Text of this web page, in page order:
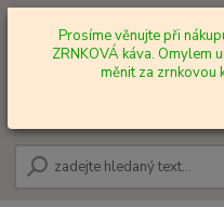
+420 602 577 209
Prosíme věnujte při
ZRNKOVÁ káva. Omylem
měnit za zrnkovou